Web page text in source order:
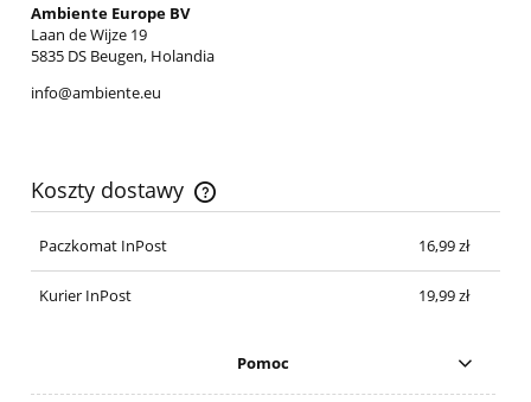
Ambiente Europe BV
Laan de Wijze 19
5835 DS Beugen, Holandia
info@ambiente.eu
Koszty dostawy
Cena nie zawiera ewentualnych kosztów płatności
Paczkomat InPost
16,99 zł
Kurier InPost 19,99 zł
Pomoc